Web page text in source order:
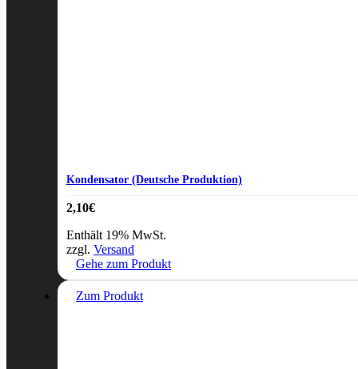
Kondensator (Deutsche Produktion)
2,10€
Enthält 19% MwSt.
zzgl. Versand
Gehe zum Produkt
Zum Produkt